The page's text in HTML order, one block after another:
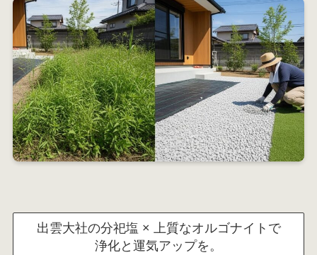
出雲大社の分祀塩 × 上質なオルゴナイトで
浄化と運気アップを。